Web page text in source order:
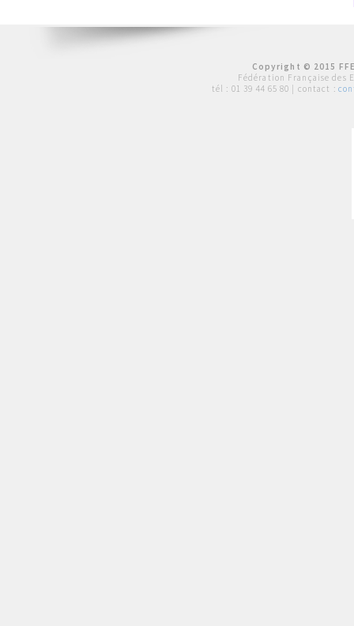
Copyright © 2015
Fédération Française des
tél : 01 39 44 65 80 | contact :